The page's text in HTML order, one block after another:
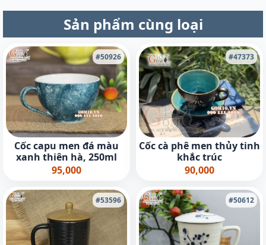
Sản phẩm cùng loại
#50926
Cốc capu men đá màu
xanh thiên hà, 250ml
95,000
#47373
Cốc cà phê men thủy tinh
khắc trúc
90,000
#53596 #50612